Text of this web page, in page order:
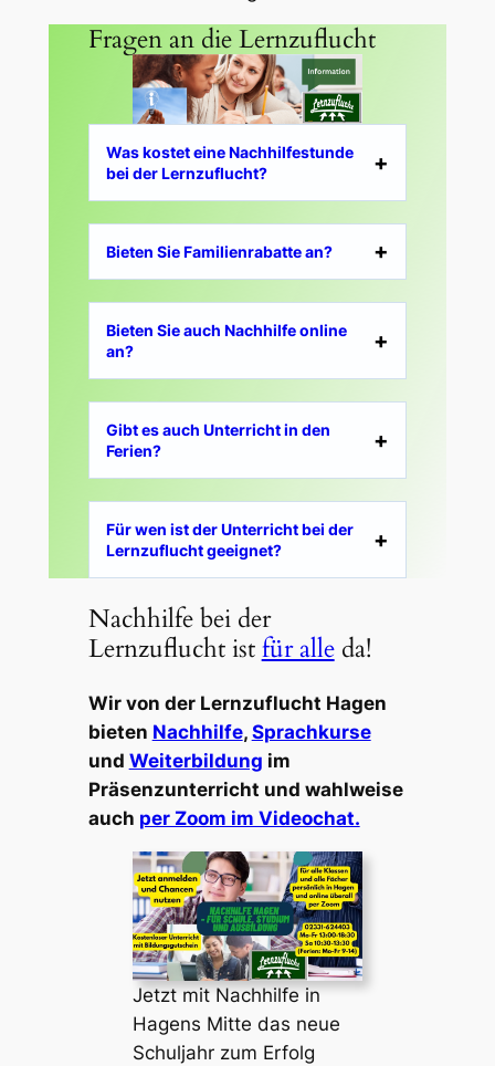
Fragen an die Lernzuflucht
Was kostet eine Nachhilfestunde
bei der Lernzuflucht?
Bieten Sie Familienrabatte an?
Bieten Sie auch Nachhilfe online
an?
Gibt es auch Unterricht in den
Ferien?
Für wen ist der Unterricht bei der
Lernzuflucht geeignet?
Nachhilfe bei der
Lernzuflucht istfür alleda!
Wir von der Lernzuflucht Hagen
bieten Nachhilfe, Sprachkurse
und Weiterbildung im
Präsenzunterricht und wahlweise
auch per Zoom im Videochat.
Jetzt mit Nachhilfe in
Hagens Mitte das neue
Schuljahr zum Erfolg